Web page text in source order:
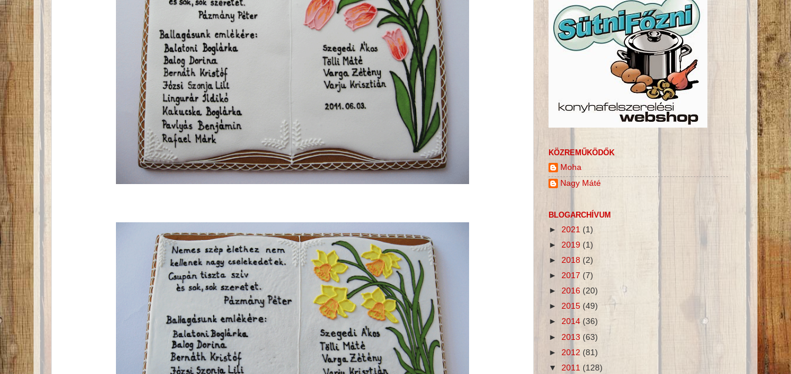
KÖZREMŰKÖDŐK
Moha
Nagy Máté
BLOGARCHÍVUM
► 2021 (1)
► 2019 (1)
► 2018 (2)
► 2017 (7)
► 2016 (20)
► 2015 (49)
► 2014 (36)
► 2013 (63)
► 2012 (81)
▼ 2011 (128)